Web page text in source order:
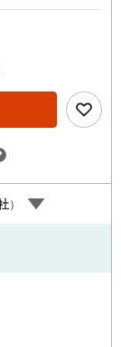
張替、床（CF・
のエレベーター
クロスグループ
グループで26年
実績） 西宮・尼
での購入や売却は
、お車でのお越
店では2000万円
ョンを始め多数
に掲載しきれな
）